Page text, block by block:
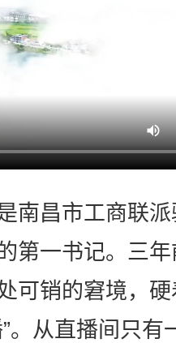
昌市工商联派
第一书记。三
可销的窘境，
。从直播间只有